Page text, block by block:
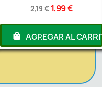
2,19 € 1,99 €
AGREGAR AL